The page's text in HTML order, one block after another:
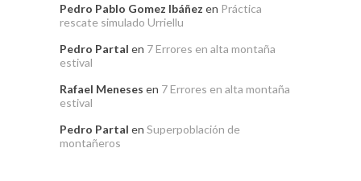
Pedro Pablo Gomez Ibáñez en Práctica
rescate simulado Urriellu
Pedro Partal en 7 Errores en alta montaña
estival
Rafael Meneses en 7 Errores en alta montaña
estival
Pedro Partal en Superpoblación de
montañeros